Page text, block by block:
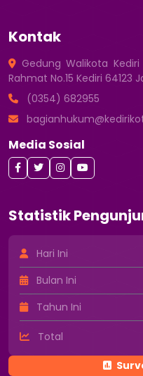
Kontak
Gedung Walikota
Rahmat No.15 Kediri 64123
(0354) 682955
Media Sosial
Statistik
Hari Ini
Bulan Ini
Tahun Ini
Total